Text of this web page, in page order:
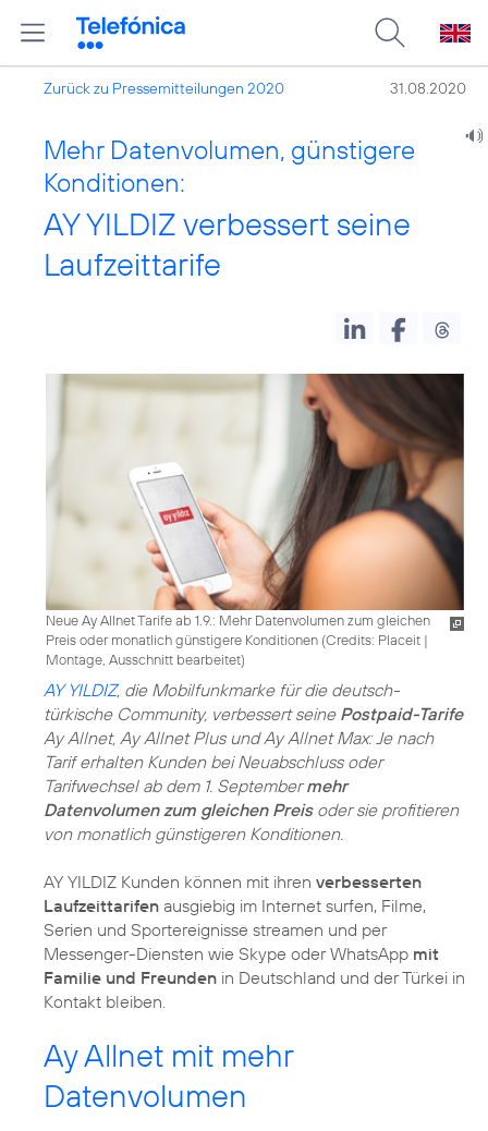
Zurück zu Pressemitteilungen 2020 31.08.2020
Mehr Datenvolumen, günstigere
Konditionen:
AY YILDIZ verbessert seine
Laufzeittarife
Neue Ay Allnet Tarife ab 1.9.: Mehr Datenvolumen zum gleichen
Preis oder monatlich günstigere Konditionen (Credits: Placeit |
Montage, Ausschnitt bearbeitet)
AY YILDIZ, die Mobilfunkmarke für die deutsch-
türkische Community, verbessert seine Postpaid-Tarife
Ay Allnet, Ay Allnet Plus und Ay Allnet Max: Je nach
Tarif erhalten Kunden bei Neuabschluss oder
Tarifwechsel ab dem 1. Septembermehr
Datenvolumen zum gleichen Preisoder sie profitieren
von monatlich günstigeren Konditionen.
AY YILDIZ Kunden können mit ihren verbesserten
Laufzeittarifen ausgiebig im Internet surfen, Filme,
Serien und Sportereignisse streamen und per
Messenger-Diensten wie Skype oder WhatsApp mit
Familie und Freunden in Deutschland und der Türkei in
Kontakt bleiben.
Ay Allnet mit mehr
Datenvolumen